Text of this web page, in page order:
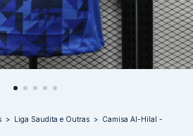
> Liga Saudita e Outras > Camisa Al-Hilal -